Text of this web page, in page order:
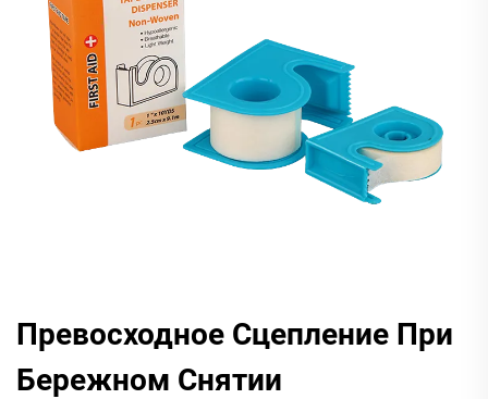
Превосходное Сцепление При
Бережном Снятии